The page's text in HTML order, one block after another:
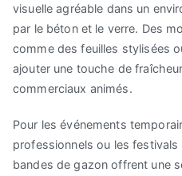
visuelle agréable dans un
par le béton et le verre. Des
comme des feuilles stylisées
ajouter une touche de
commerciaux animés.
Pour les événements
professionnels ou les festivals
bandes de gazon offrent une